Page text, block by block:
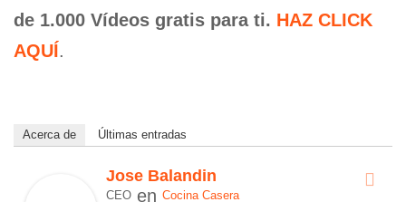
de 1.000 Vídeos gratis para ti. HAZ CLICK
AQUÍ.
Acerca de Últimas entradas
Jose Balandin
CEO en Cocina Casera